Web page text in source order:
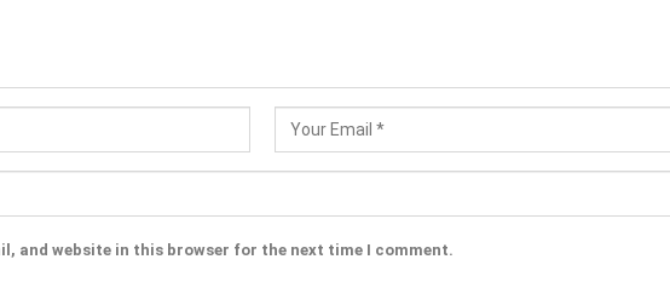
and website in this browser for the next time I comment.